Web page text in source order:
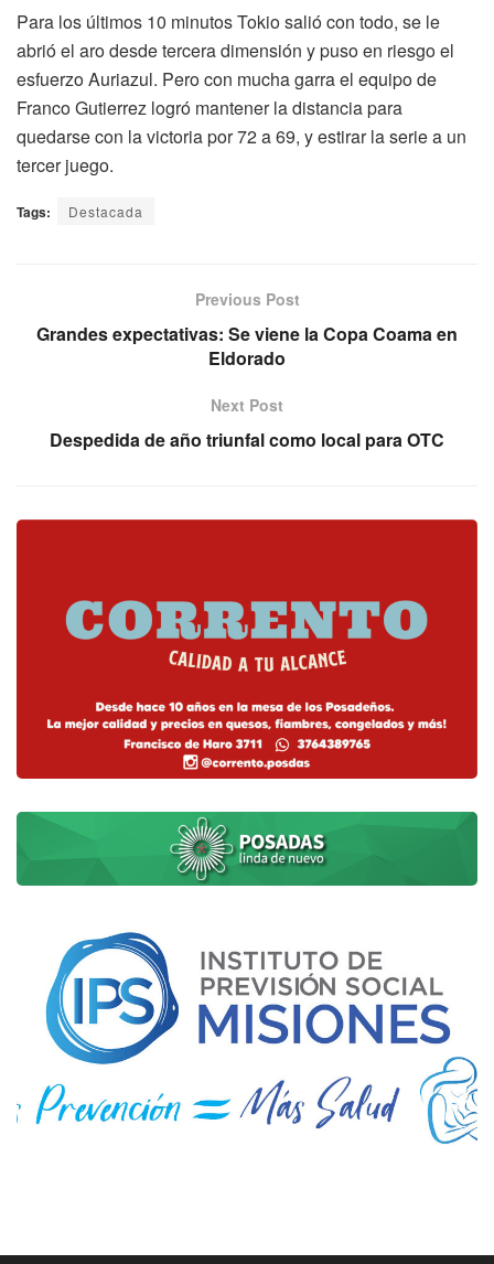
Para los últimos 10 minutos Tokio salió con todo, se le
abrió el aro desde tercera dimensión y puso en riesgo el
esfuerzo Auriazul. Pero con mucha garra el equipo de
Franco Gutierrez logró mantener la distancia para
quedarse con la victoria por 72 a 69, y estirar la serie a un
tercer juego.
Tags: Destacada
Previous Post
Grandes expectativas: Se viene la Copa Coama en
Eldorado
Next Post
Despedida de año triunfal como local para OTC